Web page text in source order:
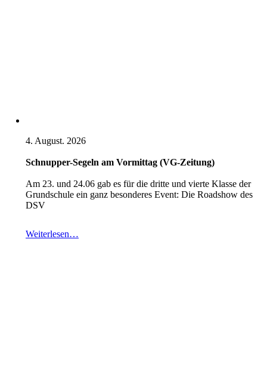
4. August. 2026
Schnupper-Segeln am Vormittag (VG-Zeitung)
Am 23. und 24.06 gab es für die dritte und vierte Klasse der
Grundschule ein ganz besonderes Event: Die Roadshow des
DSV
Weiterlesen…